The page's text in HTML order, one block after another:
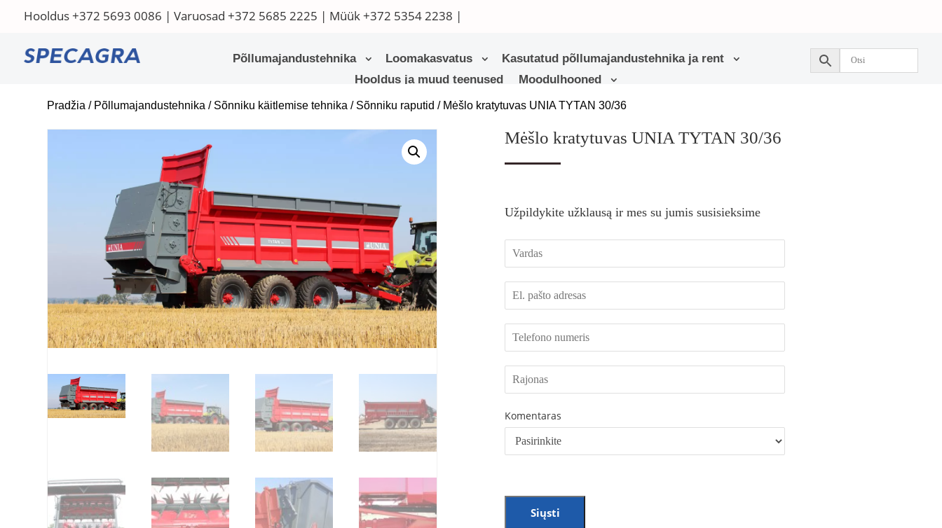
Hooldus+372 5693 0086 | Varuosad +372 5685 2225 | Müük+372 5354 2238 |
Põllumajandustehnika Loomakasvatus
Kasutatud põllumajandustehnika ja rent
Hooldus ja muud teenused
Moodulhooned
Pradžia / Põllumajandustehnika / Sõnniku käitlemise tehnika / Sõnniku raputid / Mėšlo kratytuvas UNIA TYTAN 30/36
Mėšlo kratytuvas UNIA TYTAN 30/36
Užpildykite užklausą ir mes su jumis susisieksime
Komentaras
Siųsti